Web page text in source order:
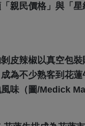
親民價格」與「
皮辣椒以真空包裝
為不少熟客到花
風味（圖/Medick